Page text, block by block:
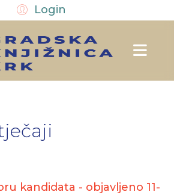
Login
kandidata - objavljeno 11-